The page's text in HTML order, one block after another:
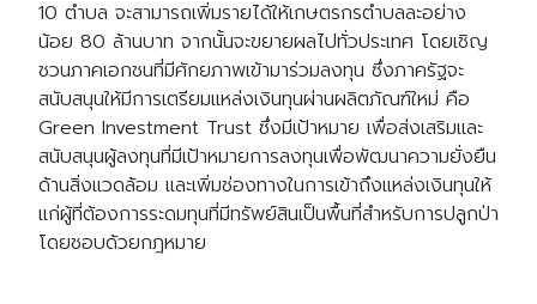
10 ตำบล จะสามารถเพิ่มรายได้ให้เกษตรกรตำบลละอย่าง
น้อย 80 ล้านบาท จากนั้นจะขยายผลไปทั่วประเทศ โดยเชิญ
ชวนภาคเอกชนที่มีศักยภาพเข้ามาร่วมลงทุน ซึ่งภาครัฐจะ
สนับสนุนให้มีการเตรียมแหล่งเงินทุนผ่านผลิตภัณฑ์ใหม่ คือ
Green Investment Trust ซึ่งมีเป้าหมาย เพื่อส่งเสริมและ
สนับสนุนผู้ลงทุนที่มีเป้าหมายการลงทุนเพื่อพัฒนาความยั่งยืน
ด้านสิ่งแวดล้อม และเพิ่มช่องทางในการเข้าถึงแหล่งเงินทุนให้
แก่ผู้ที่ต้องการระดมทุนที่มีทรัพย์สินเป็นพื้นที่สำหรับการปลูกป่า
โดยชอบด้วยกฎหมาย